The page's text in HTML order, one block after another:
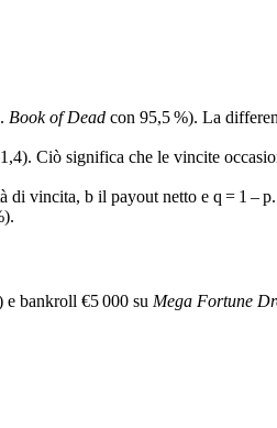
Book of Dead con 95,5 %). La
Ciò significa che le vincite
vincita, b il payout netto e q = 1 –
bankroll €5 000 su Mega Fortune